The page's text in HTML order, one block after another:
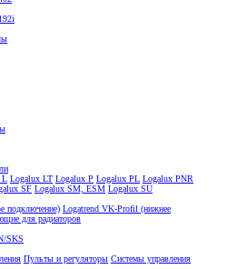
L Logalux LT Logalux P Logalux PL Logalux PNR
SF Logalux SM, ESM Logalux SU
подключение) Logatrend VK-Profil (нижнее
для радиаторов
SKS
Пульты и регуляторы Системы управления